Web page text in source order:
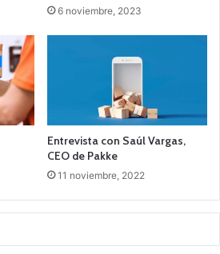
6 noviembre, 2023
Entrevista con Saúl Vargas,
CEO de Pakke
11 noviembre, 2022